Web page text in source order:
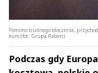
Pomimo trudnego otoczenia,
euro (fot. Grupa Raben)
Podczas gdy